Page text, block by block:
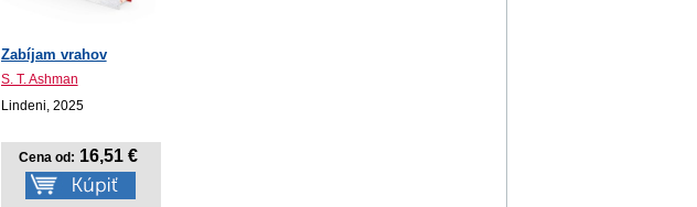
Zabíjam vrahov
S. T. Ashman
Lindeni, 2025
Cena od: 16,51 €